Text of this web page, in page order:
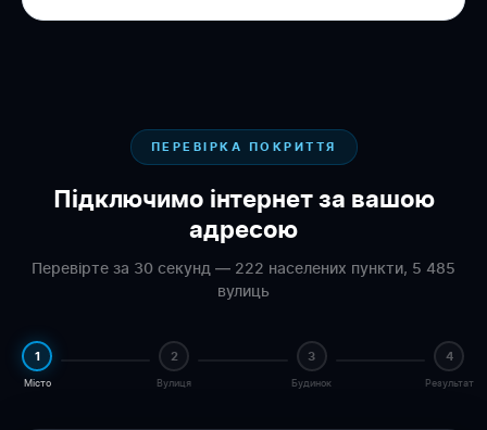
ПЕРЕВІРКА ПОКРИТТЯ
Підключимо інтернет за вашою
адресою
Перевірте за 30 секунд — 222 населених пункти, 5 485
вулиць
1
Місто
2
Вулиця
3
Будинок
4
Результат